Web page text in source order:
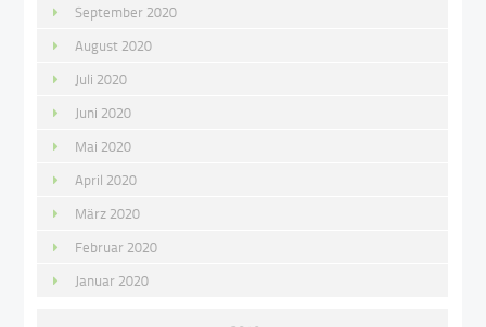
September 2020
August 2020
Juli 2020
Juni 2020
Mai 2020
April 2020
März 2020
Februar 2020
Januar 2020